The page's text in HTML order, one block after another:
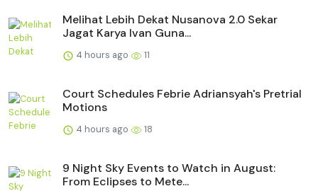
Melihat Lebih Dekat Nusanova 2.0 Sekar
Jagat Karya Ivan Guna...
4 hours ago 11
Court Schedules Febrie Adriansyah's Pretrial
Motions
4 hours ago 18
9 Night Sky Events to Watch in August:
From Eclipses to Mete...